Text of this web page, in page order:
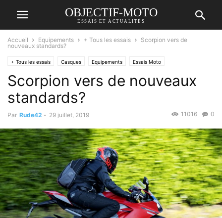
OBJECTIF-MOTO
ESSAIS ET ACTUALITÉS
Accueil Equipements + Tous les essais
Scorpion vers de
nouveaux standards?
+ Tous les essais Casques Equipements Essais Moto
Scorpion vers de nouveaux
standards?
Par Rude42 - 29 juillet, 2019 0
11016